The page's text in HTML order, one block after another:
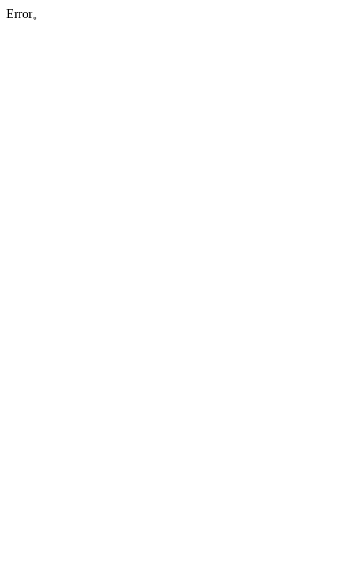
Error。